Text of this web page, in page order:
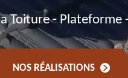
Toiture -
NOS RÉALISATIONS